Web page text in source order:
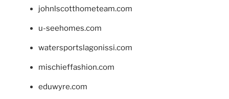
johnlscotthometeam.com
u-seehomes.com
watersportslagonissi.com
mischieffashion.com
eduwyre.com